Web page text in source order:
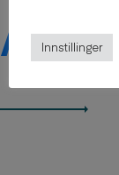
Arkiv
Innstillinger